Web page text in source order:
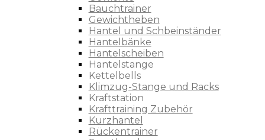
Bauchtrainer
Gewichtheben
Hantel und Schbeinständer
Hantelbänke
Hantelscheiben
Hantelstange
Kettelbells
Klimzug-Stange und Racks
Kraftstation
Krafttraining Zubehör
Kurzhantel
Rückentrainer